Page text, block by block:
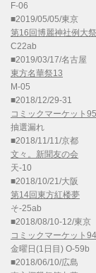
F-06
■2019/05/05/東京
第16回博麗神社例大祭
C22ab
■2019/03/17/名古屋
東方名華祭13
M-05
■2018/12/29-31
コミックマーケット95
抽選漏れ
■2018/11/11/京都
文々。新聞友の会
天-10
■2018/10/21/大阪
第14回東方紅楼夢
そ-25ab
■2018/08/10-12/東京
コミックマーケット94
金曜日(1日目) O-59b
■2018/06/10/広島